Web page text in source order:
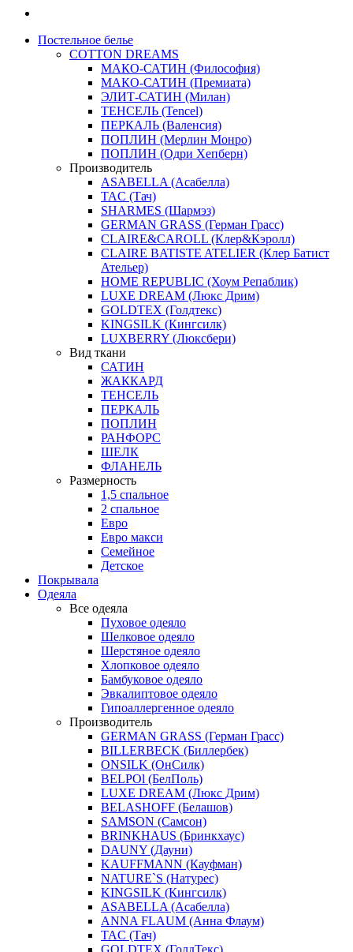
Постельное белье
COTTON DREAMS
МАКО-САТИН (Философия)
МАКО-САТИН (Премиата)
ЭЛИТ-САТИН (Милан)
ТЕНСЕЛЬ (Tencel)
ПЕРКАЛЬ (Валенсия)
ПОПЛИН (Мерлин Монро)
ПОПЛИН (Одри Хепберн)
Производитель
ASABELLA (Асабелла)
TAC (Тач)
SHARMES (Шармэз)
GERMAN GRASS (Герман Грасс)
CLAIRE&CAROLL (Клер&Кэролл)
CLAIRE BATISTE ATELIER (Клер Батист
Ательер)
HOME REPUBLIC (Хоум Репаблик)
LUXE DREAM (Люкс Дрим)
GOLDTEX (Голдтекс)
KINGSILK (Кингсилк)
LUXBERRY (Люксбери)
Вид ткани
САТИН
ЖАККАРД
ТЕНСЕЛЬ
ПЕРКАЛЬ
ПОПЛИН
РАНФОРС
ШЕЛК
ФЛАНЕЛЬ
Размерность
1,5 спальное
2 спальное
Евро
Евро макси
Семейное
Детское
Покрывала
Одеяла
Все одеяла
Пуховое одеяло
Шелковое одеяло
Шерстяное одеяло
Хлопковое одеяло
Бамбуковое одеяло
Эвкалиптовое одеяло
Гипоаллергенное одеяло
Производитель
GERMAN GRASS (Герман Грасс)
BILLERBECK (Биллербек)
ONSILK (ОнСилк)
BELPOl (БелПоль)
LUXE DREAM (Люкс Дрим)
BELASHOFF (Белашов)
SAMSON (Самсон)
BRINKHAUS (Бринкхаус)
DAUNY (Дауни)
KAUFFMANN (Кауфман)
NATURE`S (Натурес)
KINGSILK (Кингсилк)
ASABELLA (Асабелла)
ANNA FLAUM (Анна Флаум)
TAC (Тач)
GOLDTEX (ГолдТекс)